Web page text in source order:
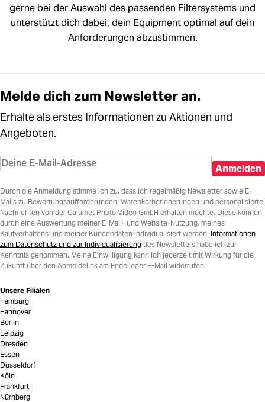
gerne bei der Auswahl des passenden Filtersystems und
unterstützt dich dabei, dein Equipment optimal auf dein
Anforderungen abzustimmen.
Melde dich zum Newsletter an.
Erhalte als erstes Informationen zu Aktionen und
Angeboten.
Anmelden
Durch die Anmeldung stimme ich zu, dass ich regelmäßig Newsletter sowie E-
Mails zu Bewertungsaufforderungen, Warenkorberinnerungen und personalisierte
Nachrichten von der Calumet Photo Video GmbH erhalten möchte. Diese können
durch eine Auswertung meiner E-Mail- und Website-Nutzung, meines
Kaufverhaltens und meiner Kundendaten individualisiert werden. Informationen
zum Datenschutz und zur Individualisierung des Newsletters habe ich zur
Kenntnis genommen. Meine Einwilligung kann ich jederzeit mit Wirkung für die
Zukunft über den Abmeldelink am Ende jeder E-Mail widerrufen.
Unsere Filialen
Hamburg
Hannover
Berlin
Leipzig
Dresden
Essen
Düsseldorf
Köln
Frankfurt
Nürnberg